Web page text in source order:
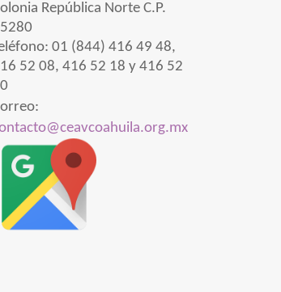
República Norte C.P.
01 (844) 416 49 48,
52 08, 416 52 18 y 416 52